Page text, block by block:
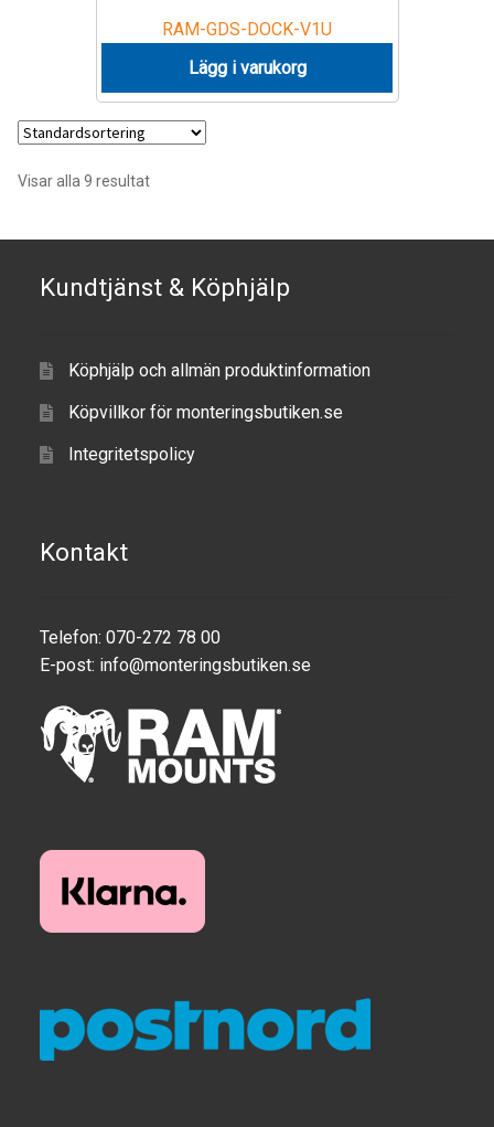
Stand-Up Paddleboard
Wheelchair
Scanner Gun
Forklift
Produkter efter varumärken
Om oss
RAM-GDS-DOCK-V1U
Lägg i varukorg
Visar alla 9 resultat
Kundtjänst & Köphjälp
Köphjälp och allmän produktinformation
Köpvillkor för monteringsbutiken.se
Integritetspolicy
Kontakt
Telefon: 070-272 78 00
E-post: info@monteringsbutiken.se